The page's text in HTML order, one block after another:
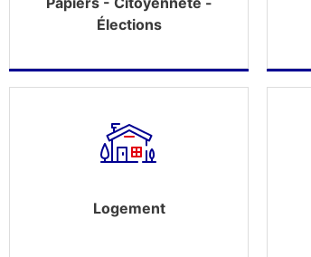
Élections
Logement